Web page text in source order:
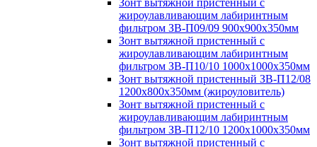
Зонт вытяжной пристенный с
жироулавливающим лабиринтным
фильтром ЗВ-П09/09 900х900х350мм
Зонт вытяжной пристенный с
жироулавливающим лабиринтным
фильтром ЗВ-П10/10 1000х1000х350мм
Зонт вытяжной пристенный ЗВ-П12/08
1200х800х350мм (жироуловитель)
Зонт вытяжной пристенный с
жироулавливающим лабиринтным
фильтром ЗВ-П12/10 1200х1000х350мм
Зонт вытяжной пристенный с